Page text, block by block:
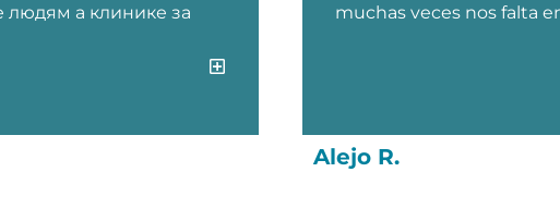
людям а клинике за
muchas veces nos falta
Alejo R.